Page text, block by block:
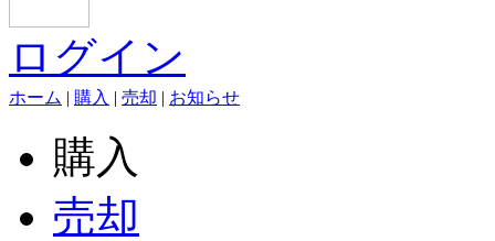
ログイン
ホーム | 購入 | 売却 | お知らせ
購入
売却